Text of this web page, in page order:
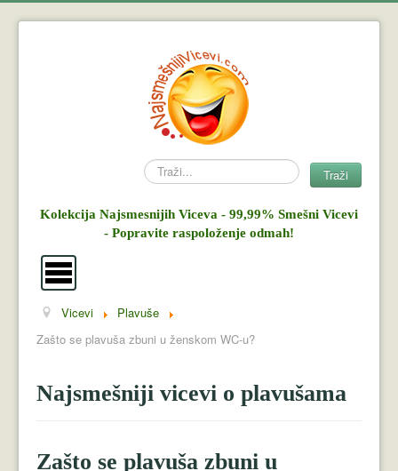
Search Traži
Kolekcija Najsmesnijih Viceva - 99,99% Smešni Vicevi
- Popravite raspoloženje odmah!
Vicevi
Crnogorci
Vicevi
Plavuše
Zašto se plavuša zbuni u ženskom WC-u?
Najsmešniji vicevi o plavušama
Zašto se plavuša zbuni u